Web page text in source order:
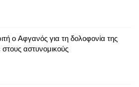
ο Αφγανός για τη δολοφονία της
στους αστυνομικούς